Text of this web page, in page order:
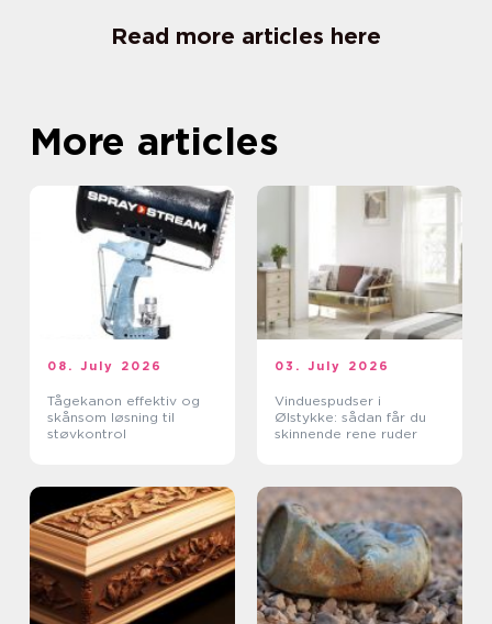
Read more articles here
More articles
08. July 2026
Tågekanon effektiv og
skånsom løsning til
støvkontrol
03. July 2026
Vinduespudser i
Ølstykke: sådan får du
skinnende rene ruder